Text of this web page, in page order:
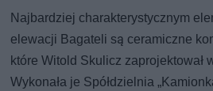
Najbardziej charakterystycznym
elewacji Bagateli są ceramiczne
które Witold Skulicz zaprojektował
Wykonała je Spółdzielnia